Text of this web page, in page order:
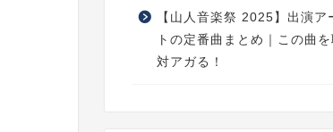
【山人音楽祭 2025】出演ア
トの定番曲まとめ｜この曲
対アガる！